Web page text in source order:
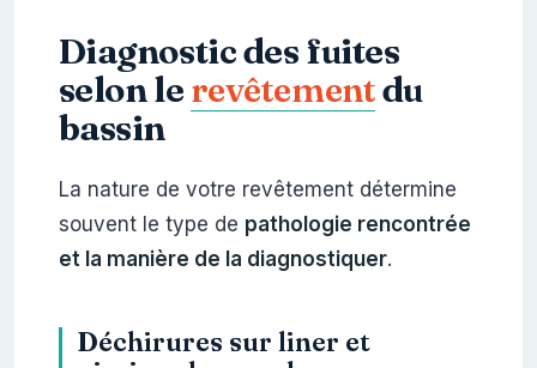
Diagnostic des fuites
selon lerevêtementdu
bassin
La nature de votre revêtement détermine
souvent le type de pathologie rencontrée
et la manière de la diagnostiquer.
Déchirures sur liner et